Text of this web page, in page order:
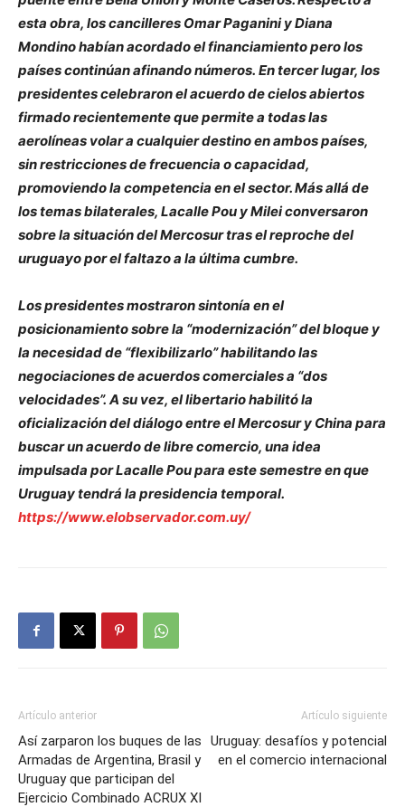
esta obra, los cancilleres Omar Paganini y Diana
Mondino habían acordado el financiamiento pero los
países continúan afinando números. En tercer lugar, los
presidentes celebraron el acuerdo de cielos abiertos
firmado recientemente que permite a todas las
aerolíneas volar a cualquier destino en ambos países,
sin restricciones de frecuencia o capacidad,
promoviendo la competencia en el sector. Más allá de
los temas bilaterales, Lacalle Pou y Milei conversaron
sobre la situación del Mercosur tras el reproche del
uruguayo por el faltazo a la última cumbre.
Los presidentes mostraron sintonía en el
posicionamiento sobre la “modernización” del bloque y
la necesidad de “flexibilizarlo” habilitando las
negociaciones de acuerdos comerciales a “dos
velocidades”. A su vez, el libertario habilitó la
oficialización del diálogo entre el Mercosur y China para
buscar un acuerdo de libre comercio, una idea
impulsada por Lacalle Pou para este semestre en que
Uruguay tendrá la presidencia temporal.
https://www.elobservador.com.uy/
Artículo anterior
Así zarparon los buques de las
Armadas de Argentina, Brasil y
Uruguay que participan del
Ejercicio Combinado ACRUX XI
Artículo siguiente
Uruguay: desafíos y potencial
en el comercio internacional